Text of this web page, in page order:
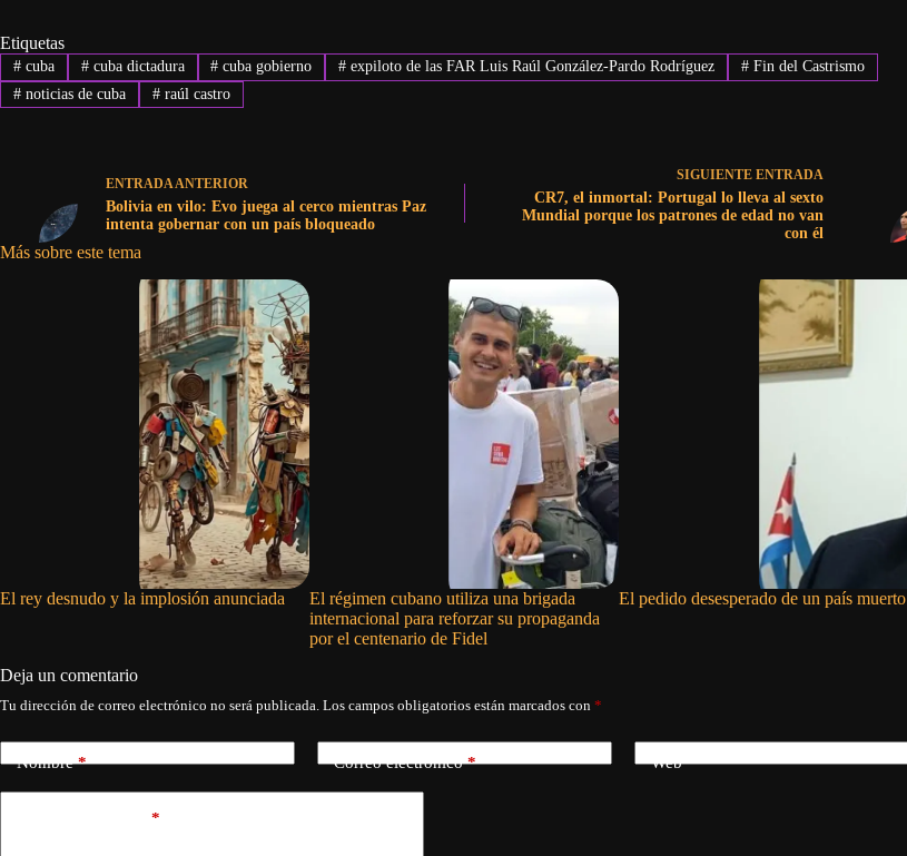
Etiquetas
#cuba #cuba dictadura # cuba gobierno # expiloto de las FAR Luis Raúl González-Pardo Rodríguez # Fin del Castrismo
#noticias de cuba #raúl castro
ENTRADAANTERIOR
Bolivia en vilo: Evo juega al cerco mientras Paz
intenta gobernar con un país bloqueado
SIGUIENTE ENTRADA
CR7, el inmortal: Portugal lo lleva al sexto
Mundial porque los patrones de edad no van
con él
Más sobre este tema
El rey desnudo y la implosión anunciada
El régimen cubano utiliza una brigada
internacional para reforzar su propaganda
por el centenario de Fidel
El pedido desesperado de un país muerto
Deja un comentario
Tu dirección de correo electrónico no será publicada. Los campos obligatorios están marcados con *
Nombre* Correo electrónico* Web
*